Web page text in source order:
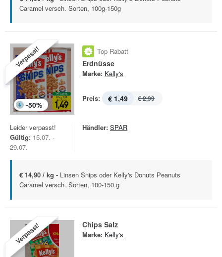
Caramel versch. Sorten, 100g-150g
Verpasst!
-50%
Top Rabatt
Erdnüsse
Marke: Kelly's
Preis: € 1,49 € 2,99
Leider verpasst!
Gültig: 15.07. -
29.07.
Händler: SPAR
€ 14,90 / kg - Linsen Snips oder Kelly's Donuts Peanuts
Caramel versch. Sorten, 100-150 g
Verpasst! Chips Salz
Marke: Kelly's